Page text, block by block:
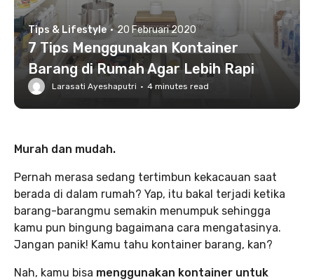
Tips & Lifestyle · 20 Februari 2020
7 Tips Menggunakan Kontainer
Barang di Rumah Agar Lebih Rapi
Larasati Ayeshaputri · 4 minutes read
Murah dan mudah.
Pernah merasa sedang tertimbun kekacauan saat
berada di dalam rumah? Yap, itu bakal terjadi ketika
barang-barangmu semakin menumpuk sehingga
kamu pun bingung bagaimana cara mengatasinya.
Jangan panik! Kamu tahu kontainer barang, kan?
Nah, kamu bisa menggunakan kontainer untuk